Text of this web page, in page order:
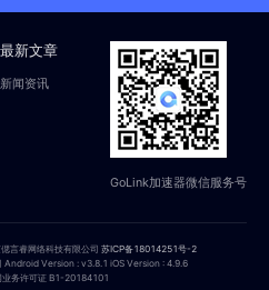
最新文章
新闻资讯
GoLink加速器微信服务号
言睿网络科技有限公司苏ICP备18014251号-2
Android Version : v3.8.1 iOS Version : 4.9.6
业务许可证 B1-20184101